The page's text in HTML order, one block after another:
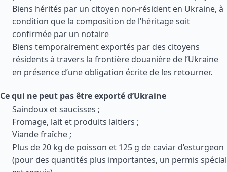
Biens hérités par un citoyen non-résident en Ukraine, à
condition que la composition de l’héritage soit
confirmée par un notaire
Biens temporairement exportés par des citoyens
résidents à travers la frontière douanière de l’Ukraine
en présence d’une obligation écrite de les retourner.
Ce qui ne peut pas être exporté d’Ukraine
Saindoux et saucisses ;
Fromage, lait et produits laitiers ;
Viande fraîche ;
Plus de 20 kg de poisson et 125 g de caviar d’esturgeon
(pour des quantités plus importantes, un permis spécial